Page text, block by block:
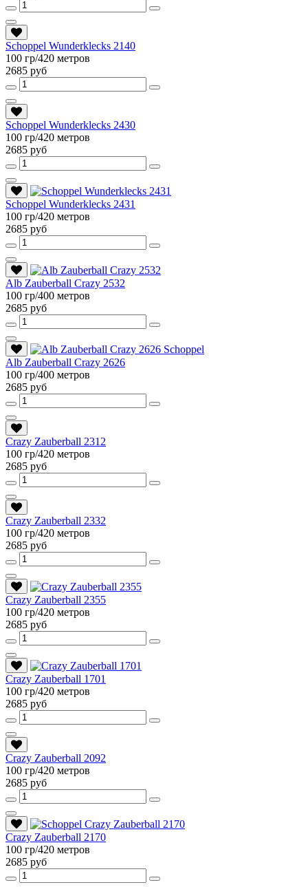
Schoppel Wunderklecks 2140
100 гр/420 метров
2685 руб
Schoppel Wunderklecks 2430
100 гр/420 метров
2685 руб
Schoppel Wunderklecks 2431
100 гр/420 метров
2685 руб
Alb Zauberball Crazy 2532
100 гр/400 метров
2685 руб
Alb Zauberball Crazy 2626
100 гр/400 метров
2685 руб
Crazy Zauberball 2312
100 гр/420 метров
2685 руб
Crazy Zauberball 2332
100 гр/420 метров
2685 руб
Crazy Zauberball 2355
100 гр/420 метров
2685 руб
Crazy Zauberball 1701
100 гр/420 метров
2685 руб
Crazy Zauberball 2092
100 гр/420 метров
2685 руб
Crazy Zauberball 2170
100 гр/420 метров
2685 руб